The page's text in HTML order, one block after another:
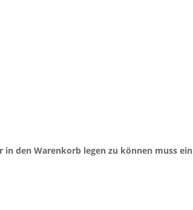
den Warenkorb legen zu können muss ein